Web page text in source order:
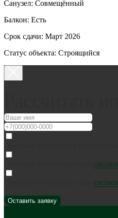
Санузел: Совмещённый
Балкон: Есть
Срок сдачи: Март 2026
Статус объекта: Строящийся
Оставить заявку